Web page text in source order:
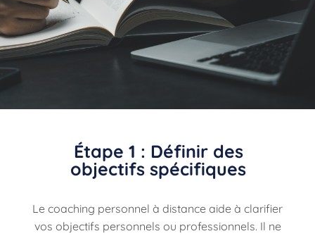
Étape 1 : Définir des
objectifs spécifiques
Le coaching personnel à distance aide à clarifier
vos objectifs personnels ou professionnels. Il ne